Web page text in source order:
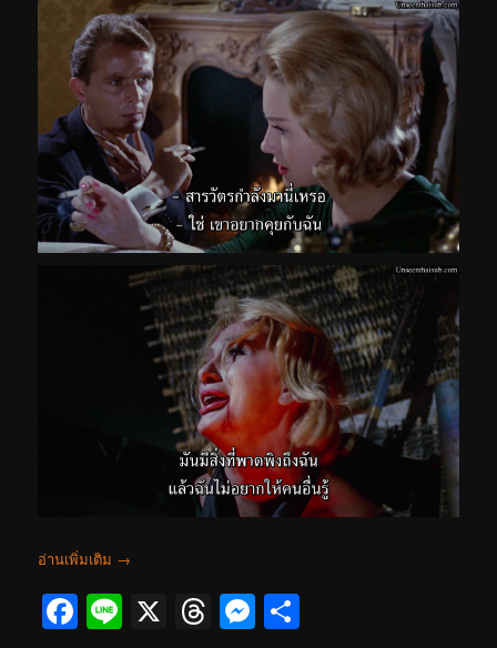
อ่านเพิ่มเติม →
Facebook
Line
X Threads
Messenger